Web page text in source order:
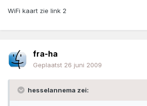
WiFi kaart zie link 2
fra-ha
Geplaatst 26 juni 2009
hesselannema zei: